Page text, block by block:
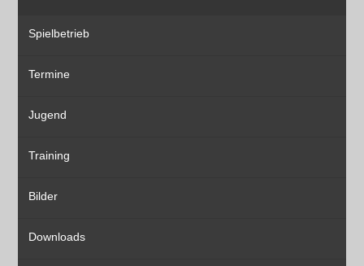
Spielbetrieb
Termine
Jugend
Training
Bilder
Downloads